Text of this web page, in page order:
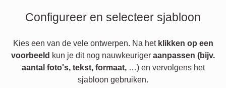
Configureer en selecteer sjabloon
Kies een van de vele ontwerpen. Na het klikken op een
voorbeeld kun je dit nog nauwkeuriger aanpassen (bijv.
aantal foto's, tekst, formaat,…) en vervolgens het
sjabloon gebruiken.